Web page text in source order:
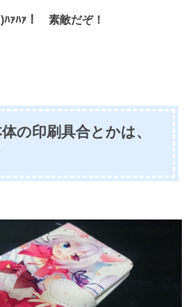
ﾊｧﾊｧ！ 素敵だぞ！
の印刷具合とかは、